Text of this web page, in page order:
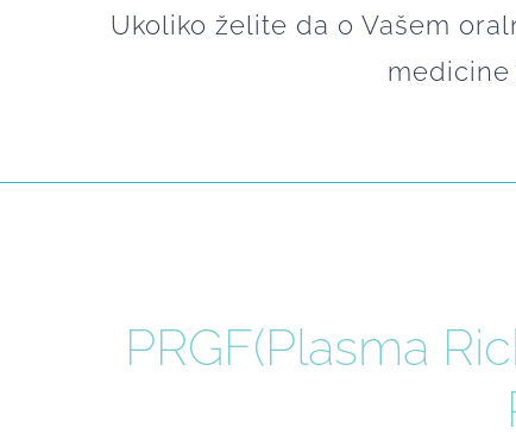
Ukoliko želite da o Vašem
medicine
PRGF(Plasma